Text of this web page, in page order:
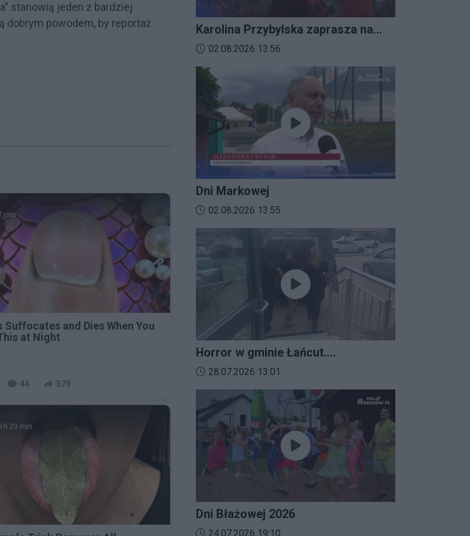
stanowią jeden z bardziej
dobrym powodem, by reportaż
min
Suffocates and Dies When You
at Night
44 379
h 23 min
Karolina Przybylska zaprasza na
Imprezalia 2026
Data dodania materiału wideo:
02.08.2026 13:56
Dni Markowej
Data dodania materiału wideo:
02.08.2026 13:55
Horror w gminie Łańcut.
Mieszkaniec Rzeszowa
terroryzował rodzinę nożem i
zaatakował policjantów!
Data dodania materiału wideo:
28.07.2026 13:01
Dni Błażowej 2026
Data dodania materiału wideo:
24.07.2026 19:10